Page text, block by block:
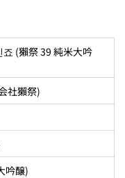
(獺祭 39 純米大吟
社獺祭)
吟醸)